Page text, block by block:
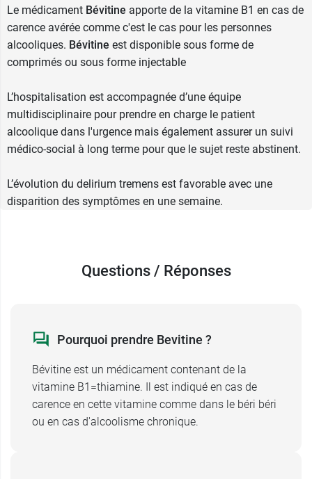
Le médicament Bévitine apporte de la vitamine B1 en cas de
carence avérée comme c'est le cas pour les personnes
alcooliques. Bévitine est disponible sous forme de
comprimés ou sous forme injectable
L’hospitalisation est accompagnée d’une équipe
multidisciplinaire pour prendre en charge le patient
alcoolique dans l'urgence mais également assurer un suivi
médico-social à long terme pour que le sujet reste abstinent.
L’évolution du delirium tremens est favorable avec une
disparition des symptômes en une semaine.
Questions / Réponses
Pourquoi prendre Bevitine ?
Bévitine est un médicament contenant de la
vitamine B1=thiamine. Il est indiqué en cas de
carence en cette vitamine comme dans le béri béri
ou en cas d'alcoolisme chronique.